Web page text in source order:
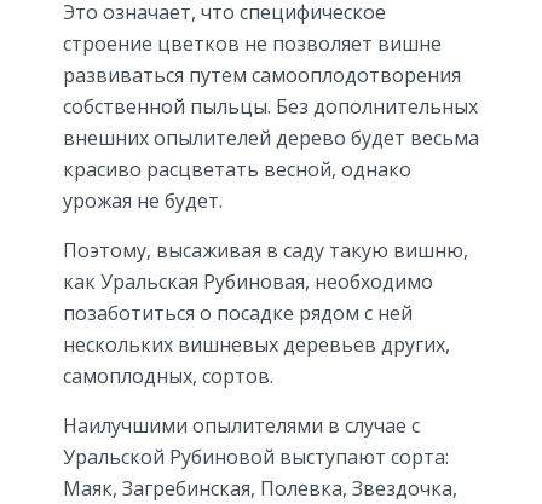
Это означает, что специфическое
строение цветков не позволяет вишне
развиваться путем самооплодотворения
собственной пыльцы. Без дополнительных
внешних опылителей дерево будет весьма
красиво расцветать весной, однако
урожая не будет.
Поэтому, высаживая в саду такую вишню,
как Уральская Рубиновая, необходимо
позаботиться о посадке рядом с ней
нескольких вишневых деревьев других,
самоплодных, сортов.
Наилучшими опылителями в случае с
Уральской Рубиновой выступают сорта:
Маяк, Загребинская, Полевка, Звездочка,